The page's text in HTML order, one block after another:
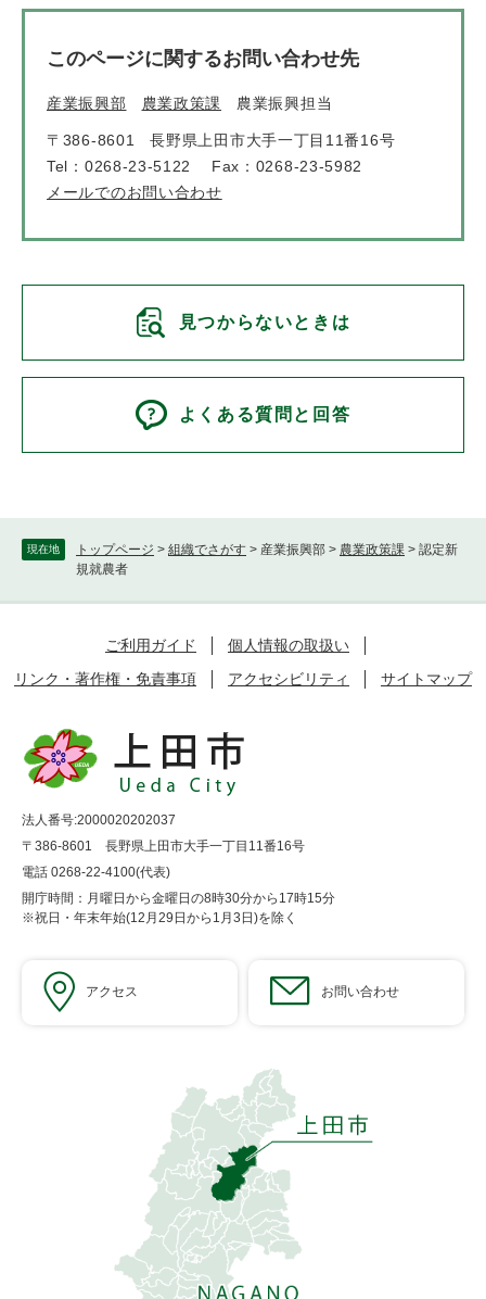
現在地 トップページ > 組織でさがす > 産業振興部 > 農業政策課 > 認定新
規就農者
このページに関するお問い合わせ先
産業振興部 農業政策課 農業振興担当
〒386-8601
長野県上田市大手一丁目11番16号
Tel：0268-23-5122
Fax：0268-23-5982
メールでのお問い合わせ
見つからないときは
よくある質問と回答
ご利用ガイド
個人情報の取扱い
リンク・著作権・免責事項
アクセシビリティ サイトマップ
法人番号:2000020202037
〒386-8601 長野県上田市大手一丁目11番16号
電話 0268-22-4100(代表)
開庁時間：月曜日から金曜日の8時30分から17時15分
※祝日・年末年始(12月29日から1月3日)を除く
アクセス お問い合わせ